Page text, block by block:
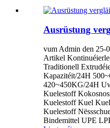
Ausrüstung
vum Admin den 25-
Artikel
Traditionell
Kapazitéit/24H
420~450KG/24H
Kuelestoff
Kuelestoff Kuel
Kuelestoff
Bindemittel UPE